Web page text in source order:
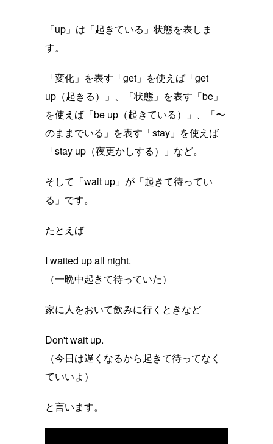
「up」は「起きている」状態を表しま
す。
「変化」を表す「get」を使えば「get
up（起きる）」、「状態」を表す「be」
を使えば「be up（起きている）」、「〜
のままでいる」を表す「stay」を使えば
「stay up（夜更かしする）」など。
そして「wait up」が「起きて待ってい
る」です。
たとえば
I waited up all night.
（一晩中起きて待っていた）
家に人をおいて飲みに行くときなど
Don't wait up.
（今日は遅くなるから起きて待ってなく
ていいよ）
と言います。